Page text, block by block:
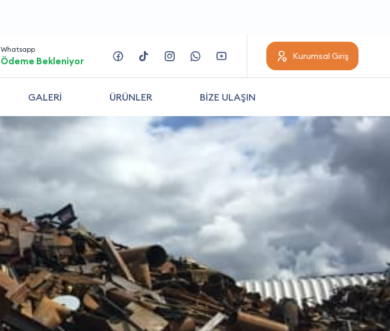
Whatsapp
Ödeme Bekleniyor Kurumsal Giriş
GALERİ ÜRÜNLER BİZE ULAŞIN